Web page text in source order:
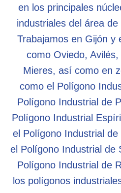
en los principales
industriales del área
Trabajamos en Gijón y
como Oviedo,
Mieres, así como en
como el Polígono
Polígono Industrial de
Polígono Industrial
el Polígono Industrial de
el Polígono Industrial de
Polígono Industrial de
los polígonos